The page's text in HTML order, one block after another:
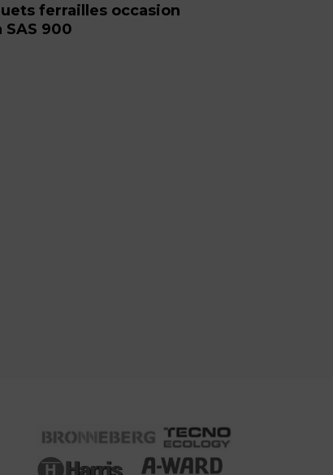
ferrailles occasion
900